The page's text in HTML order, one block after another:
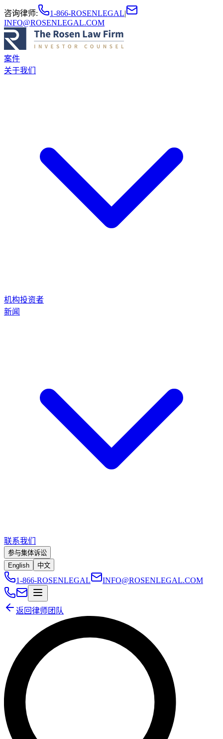
咨询律师: 1-866-ROSENLEGAL|
INFO@ROSENLEGAL.COM
案件
关于我们
机构投资者
新闻
联系我们
参与集体诉讼
English
中文
1-866-ROSENLEGAL INFO@ROSENLEGAL.COM
返回律师团队